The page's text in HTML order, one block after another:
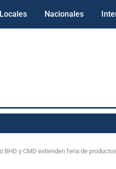
Locales Nacionales
BHD y CMD extienden feria de